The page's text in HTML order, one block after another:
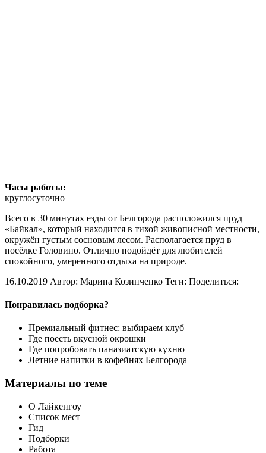
Часы работы:
круглосуточно
Всего в 30 минутах езды от Белгорода расположился пруд
«Байкал», который находится в тихой живописной местности,
окружён густым сосновым лесом. Располагается пруд в
посёлке Головино. Отлично подойдёт для любителей
спокойного, умеренного отдыха на природе.
16.10.2019 Автор: Марина Козинченко Теги: Поделиться:
Понравилась подборка?
Премиальный фитнес: выбираем клуб
Где поесть вкусной окрошки
Где попробовать паназиатскую кухню
Летние напитки в кофейнях Белгорода
Материалы по теме
О Лайкенгоу
Список мест
Гид
Подборки
Работа